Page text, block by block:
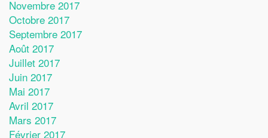
Novembre 2017
Octobre 2017
Septembre 2017
Août 2017
Juillet 2017
Juin 2017
Mai 2017
Avril 2017
Mars 2017
Février 2017